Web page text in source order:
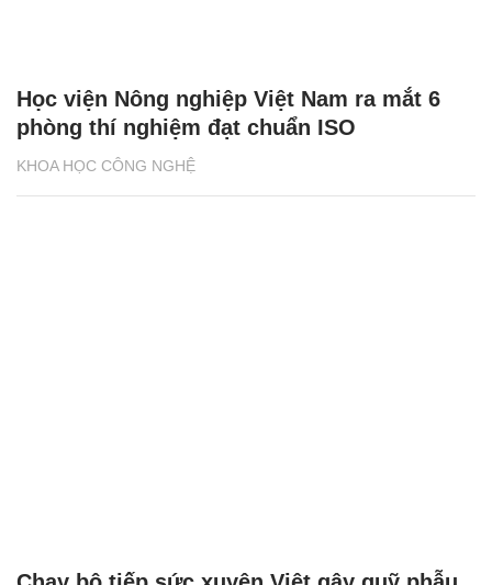
KHOA HỌC CÔNG NGHỆ
Học viện Nông nghiệp Việt Nam ra mắt 6
phòng thí nghiệm đạt chuẩn ISO